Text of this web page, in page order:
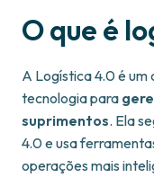
O que é
A Logística 4.0 é um
tecnologia para
suprimentos. Ela
4.0 e usa
operações mais